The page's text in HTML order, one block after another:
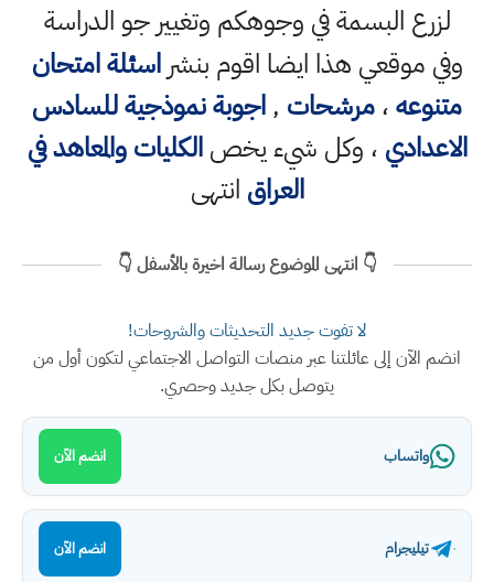
لزرع البسمة في وجوهكم وتغيير جو الدراسة
وفي موقعي هذا ايضا اقوم بنشراسئلة امتحان
متنوعه،مرشحات ,اجوبة نموذجية للسادس
الاعدادي ، وكل شيء يخصالكليات والمعاهد في
العراق انتهى
👇 انتهى الموضوع رسالة اخيرة بالأسفل 👇
لا تفوت جديد التحديثات والشروحات!
انضم الآن إلى عائلتنا عبر منصات التواصل الاجتماعي لتكون أول من
يتوصل بكل جديد وحصري.
واتساب انضم الآن
تيليجرام انضم الآن